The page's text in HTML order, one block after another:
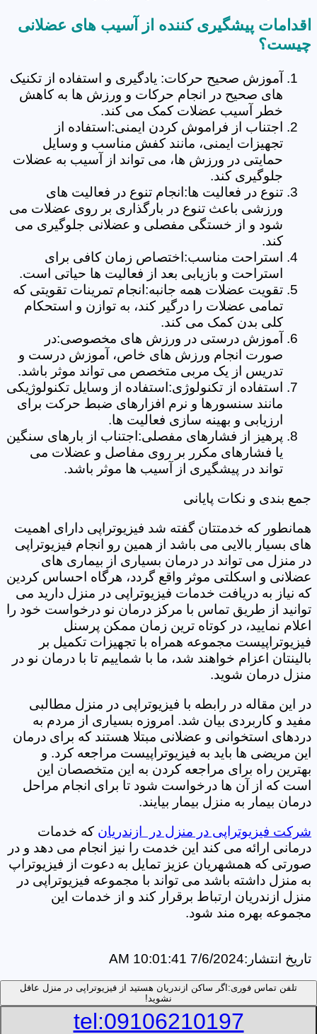
اقدامات پیشگیری کننده از آسیب های عضلانی
چیست؟
آموزش صحیح حرکات: یادگیری و استفاده از تکنیک
های صحیح در انجام حرکات و ورزش ها به کاهش
خطر آسیب عضلات کمک می کند.
اجتناب از فراموش کردن ایمنی:استفاده از
تجهیزات ایمنی، مانند کفش مناسب و وسایل
حمایتی در ورزش ها، می تواند از آسیب به عضلات
جلوگیری کند.
تنوع در فعالیت ها:انجام تنوع در فعالیت های
ورزشی باعث تنوع در بارگذاری بر روی عضلات می
شود و از خستگی مفصلی و عضلانی جلوگیری می
کند.
استراحت مناسب:اختصاص زمان کافی برای
استراحت و بازیابی بعد از فعالیت ها حیاتی است.
تقویت عضلات همه جانبه:انجام تمرینات تقویتی که
تمامی عضلات را درگیر کند، به توازن و استحکام
کلی بدن کمک می کند.
آموزش درستی در ورزش های مخصوصی:در
صورت انجام ورزش های خاص، آموزش درست و
تدریس از یک مربی متخصص می تواند موثر باشد.
استفاده از تکنولوژی:استفاده از وسایل تکنولوژیکی
مانند سنسورها و نرم افزارهای ضبط حرکت برای
ارزیابی و بهینه سازی فعالیت ها.
پرهیز از فشارهای مفصلی:اجتناب از بارهای سنگین
یا فشارهای مکرر بر روی مفاصل و عضلات می
تواند در پیشگیری از آسیب ها موثر باشد.
جمع بندی و نکات پایانی
همانطور که خدمتتان گفته شد فیزیوتراپی دارای اهمیت
های بسیار بالایی می باشد از همین رو انجام فیزیوتراپی
در منزل می تواند در درمان بسیاری از بیماری های
عضلانی و اسکلتی موثر واقع گردد، هرگاه احساس کردین
که نیاز به دریافت خدمات فیزیوتراپی در منزل دارید می
توانید از طریق تماس با مرکز درمان نو درخواست خود را
اعلام نمایید، در کوتاه ترین زمان ممکن پرسنل
فیزیوتراپیست مجموعه همراه با تجهیزات تکمیل بر
بالینتان اعزام خواهند شد، ما با شماییم تا با درمان نو در
منزل درمان شوید.
در این مقاله در رابطه با فیزیوتراپی در منزل مطالبی
مفید و کاربردی بیان شد. امروزه بسیاری از مردم به
دردهای استخوانی و عضلانی مبتلا هستند که برای درمان
این مریضی ها باید به فیزیوتراپیست مراجعه کرد. و
بهترین راه برای مراجعه کردن به این متخصصان این
است که از آن ها درخواست شود تا برای انجام مراحل
درمان بیمار به منزل بیمار بیایند.
شرکت فیزیوتراپی در منزل در ازندریان که خدمات
درمانی ارائه می کند این خدمت را نیز انجام می دهد و در
صورتی که همشهریان عزیز تمایل به دعوت از فیزیوتراپ
به منزل داشته باشد می تواند با مجموعه فیزیوتراپی در
منزل ازندریان ارتباط برقرار کند و از خدمات این
مجموعه بهره مند شود.
تاریخ انتشار:7/6/2024 10:01:41 AM
تلفن تماس فوری: اگر ساکن ازندریان هستید از فیزیوتراپی در منزل عافل
نشوید!
tel:09106210197